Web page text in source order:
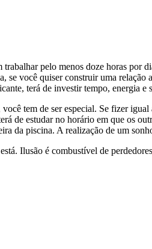
pelo menos doze horas por
você quiser construir uma relação
terá de investir tempo, energia e
tem de ser especial. Se fizer
de estudar no horário em que os
da piscina. A realização de um
Ilusão é combustível de